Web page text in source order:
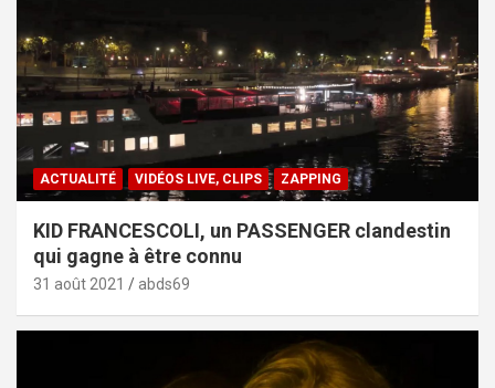
ACTUALITÉ VIDÉOS LIVE, CLIPS ZAPPING
KID FRANCESCOLI, un PASSENGER clandestin
qui gagne à être connu
31 août 2021 abds69